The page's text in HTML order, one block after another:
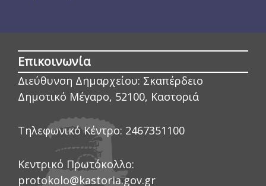
Επικοινωνία
Διεύθυνση Δημαρχείου: Σκαπέρδειο
Δημοτικό Μέγαρο, 52100, Καστοριά
Τηλεφωνικό Κέντρο: 2467351100
Κεντρικό Πρωτόκολλο:
protokolo@kastoria.gov.gr